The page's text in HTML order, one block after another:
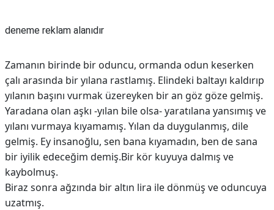
deneme reklam alanıdır
Zamanın birinde bir oduncu, ormanda odun keserken
çalı arasında bir yılana rastlamış. Elindeki baltayı kaldırıp
yılanın başını vurmak üzereyken bir an göz göze gelmiş.
Yaradana olan aşkı -yılan bile olsa- yaratılana yansımış ve
yılanı vurmaya kıyamamış. Yılan da duygulanmış, dile
gelmiş. Ey insanoğlu, sen bana kıyamadın, ben de sana
bir iyilik edeceğim demiş.Bir kör kuyuya dalmış ve
kaybolmuş.
Biraz sonra ağzında bir altın lira ile dönmüş ve oduncuya
uzatmış.